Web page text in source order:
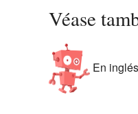
Véase
En